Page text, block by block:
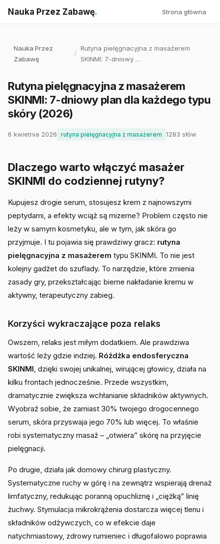
Nauka Przez Zabawę. Strona główna
Nauka Przez
Zabawę
/
Rutyna pielęgnacyjna z masażerem
SKINMI: 7-dniowy …
Rutyna pielęgnacyjna z masażerem
SKINMI: 7-dniowy plan dla każdego typu
skóry (2026)
6 kwietnia 2026 rutyna pielęgnacyjna z masażerem 1283 słów
Dlaczego warto włączyć masażer
SKINMI do codziennej rutyny?
Kupujesz drogie serum, stosujesz krem z najnowszymi
peptydami, a efekty wciąż są mizerne? Problem często nie
leży w samym kosmetyku, ale w tym, jak skóra go
przyjmuje. I tu pojawia się prawdziwy gracz: rutyna
pielęgnacyjna z masażerem typu SKINMI. To nie jest
kolejny gadżet do szuflady. To narzędzie, które zmienia
zasady gry, przekształcając bierne nakładanie kremu w
aktywny, terapeutyczny zabieg.
Korzyści wykraczające poza relaks
Owszem, relaks jest miłym dodatkiem. Ale prawdziwa
wartość leży gdzie indziej. Różdżka endosferyczna
SKINMI, dzięki swojej unikalnej, wirującej głowicy, działa na
kilku frontach jednocześnie. Przede wszystkim,
dramatycznie zwiększa wchłanianie składników aktywnych.
Wyobraź sobie, że zamiast 30% twojego drogocennego
serum, skóra przyswaja jego 70% lub więcej. To właśnie
robi systematyczny masaż – „otwiera” skórę na przyjęcie
pielęgnacji.
Po drugie, działa jak domowy chirurg plastyczny.
Systematyczne ruchy w górę i na zewnątrz wspierają drenaż
limfatyczny, redukując poranną opuchliznę i „ciężką” linię
żuchwy. Stymulacja mikrokrążenia dostarcza więcej tlenu i
składników odżywczych, co w efekcie daje
natychmiastowy, zdrowy rumieniec i długofalowo poprawia